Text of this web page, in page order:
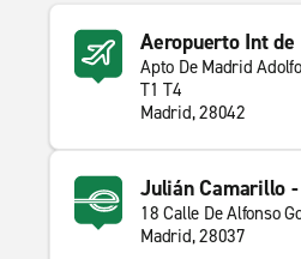
Aeropuerto Int
Apto De Madrid
T1 T4
Madrid, 28042
Julián Camarillo
18 Calle De Alfonso
Madrid, 28037